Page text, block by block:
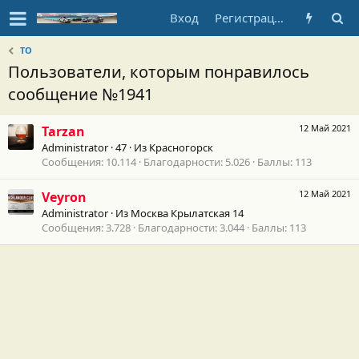
Вход Регистрация
ТО
Пользователи, которым понравилось
сообщение №1941
12 Май 2021
Tarzan
Administrator ·47 · Из Красногорск
Сообщения 10.114 Благодарности 5.026 Баллы 113
12 Май 2021
Veyron
Administrator · Из Москва Крылатская 14
Сообщения 3.728 Благодарности 3.044 Баллы 113